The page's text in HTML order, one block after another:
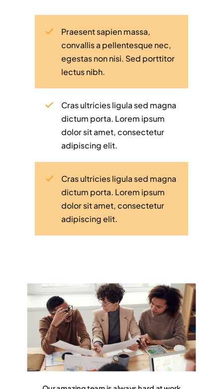
Praesent sapien massa,
convallis a pellentesque nec,
egestas non nisi. Sed porttitor
lectus nibh.
Cras ultricies ligula sed magna
dictum porta. Lorem ipsum
dolor sit amet, consectetur
adipiscing elit.
Cras ultricies ligula sed magna
dictum porta. Lorem ipsum
dolor sit amet, consectetur
adipiscing elit.